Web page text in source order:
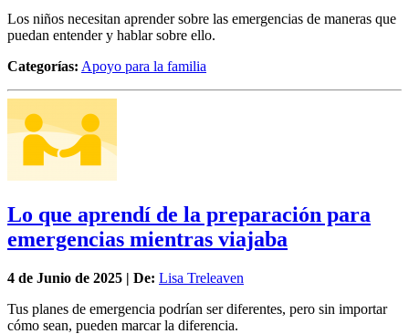
Los niños necesitan aprender sobre las emergencias de maneras que
puedan entender y hablar sobre ello.
Categorías: Apoyo para la familia
Lo que aprendí de la preparación para
emergencias mientras viajaba
4 de Junio de 2025 | De: Lisa Treleaven
Tus planes de emergencia podrían ser diferentes, pero sin importar
cómo sean, pueden marcar la diferencia.